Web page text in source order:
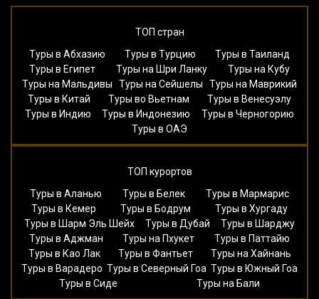
ТОП стран
Туры в Абхазию
Туры в Турцию
Туры в Таиланд
Туры в Египет
Туры на Шри Ланку
Туры на Кубу
Туры на Мальдивы
Туры на Сейшелы
Туры на Маврикий
Туры в Китай
Туры во Вьетнам
Туры в Венесуэлу
Туры в Индию
Туры в Индонезию
Туры в Черногорию
Туры в ОАЭ
ТОП курортов
Туры в Аланью
Туры в Белек
Туры в Мармарис
Туры в Кемер
Туры в Бодрум
Туры в Хургаду
Туры в Шарм Эль Шейх
Туры в Дубай
Туры в Шарджу
Туры в Аджман
Туры на Пхукет
Туры в Паттайю
Туры в Као Лак
Туры в Фантьет
Туры на Хайнань
Туры в Варадеро Туры в Северный Гоа Туры в Южный Гоа
Туры в Сиде
Туры на Бали